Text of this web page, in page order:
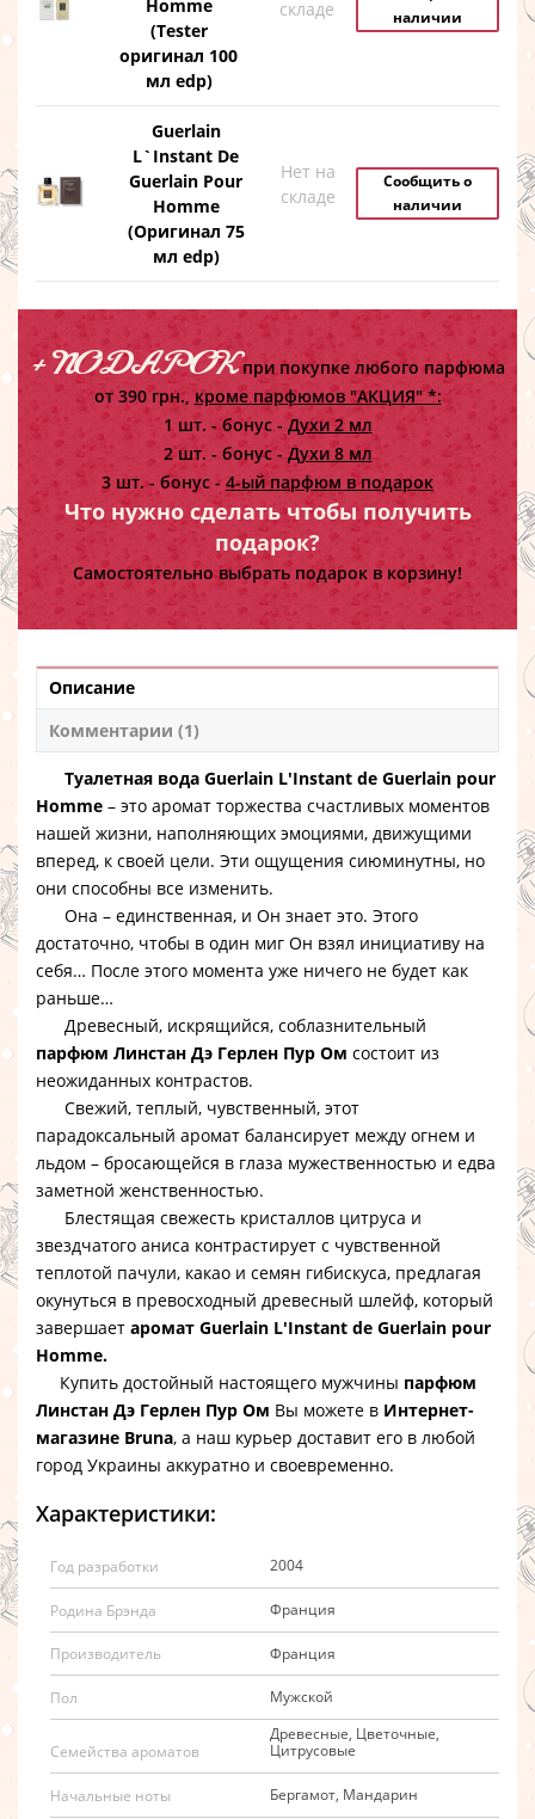
Homme
(Tester
оригинал 100
мл edp)
складе
наличии
Guerlain
L`Instant De
Guerlain Pour
Homme
(Оригинал 75
мл edp)
Нет на
складе
Сообщить о
наличии
+ ПОДАРОКпри покупке любого парфюма
от 390 грн., кроме парфюмов "АКЦИЯ" *:
1 шт. - бонус - Духи 2 мл
2 шт. - бонус -Духи 8 мл
3 шт. - бонус - 4-ый парфюм в подарок
Что нужно сделать чтобы получить
подарок?
Самостоятельно выбрать подарок в корзину!
Описание
Комментарии (1)
Туалетная вода Guerlain L'Instant de Guerlain pour
Homme – это аромат торжества счастливых моментов
нашей жизни, наполняющих эмоциями, движущими
вперед, к своей цели. Эти ощущения сиюминутны, но
они способны все изменить.
Она – единственная, и Он знает это. Этого
достаточно, чтобы в один миг Он взял инициативу на
себя… После этого момента уже ничего не будет как
раньше…
Древесный, искрящийся, соблазнительный
парфюм Линстан Дэ Герлен Пур Ом состоит из
неожиданных контрастов.
Свежий, теплый, чувственный, этот
парадоксальный аромат балансирует между огнем и
льдом – бросающейся в глаза мужественностью и едва
заметной женственностью.
Блестящая свежесть кристаллов цитруса и
звездчатого аниса контрастирует с чувственной
теплотой пачули, какао и семян гибискуса, предлагая
окунуться в превосходный древесный шлейф, который
завершает аромат Guerlain L'Instant de Guerlain pour
Homme.
Купить достойный настоящего мужчины парфюм
Линстан Дэ Герлен Пур Ом Вы можете в Интернет-
магазине Bruna, а наш курьер доставит его в любой
город Украины аккуратно и своевременно.
Характеристики:
Год разработки 2004
Родина Брэнда Франция
Производитель Франция
Пол Мужской
Семейства ароматов
Древесные, Цветочные,
Цитрусовые
Начальные ноты Бергамот, Мандарин